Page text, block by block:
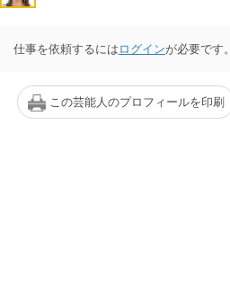
仕事を依頼するには ログインが必要です。
この芸能人のプロフィールを印刷